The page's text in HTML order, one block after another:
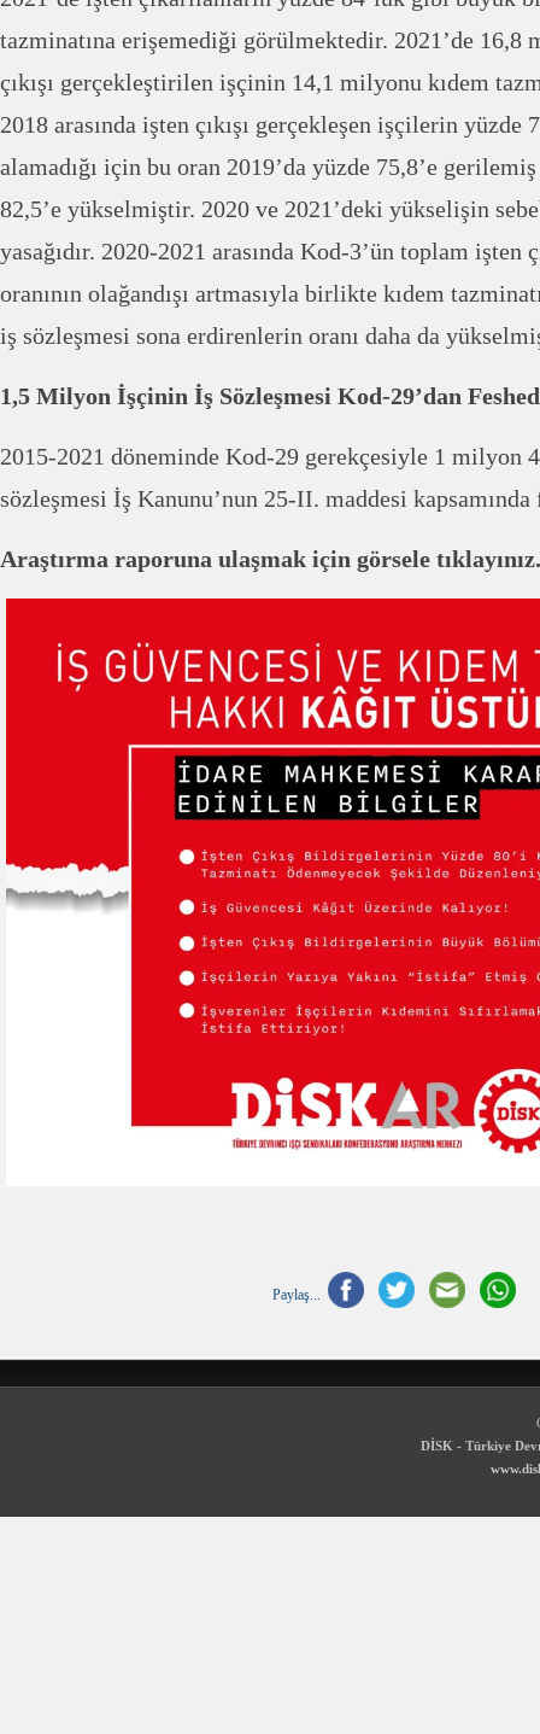
tazminatına erişemediği görülmektedir. 2021’de 16,8
çıkışı gerçekleştirilen işçinin 14,1 milyonu kıdem
2018 arasında işten çıkışı gerçekleşen işçilerin yüzde
alamadığı için bu oran 2019’da yüzde 75,8’e
82,5’e yükselmiştir. 2020 ve 2021’deki yükselişin
yasağıdır. 2020-2021 arasında Kod-3’ün toplam işten
oranının olağandışı artmasıyla birlikte kıdem
iş sözleşmesi sona erdirenlerin oranı daha da
1,5 Milyon İşçinin İş Sözleşmesi Kod-29’dan
2015-2021 döneminde Kod-29 gerekçesiyle 1 milyon
sözleşmesi İş Kanunu’nun 25-II. maddesi
Araştırma raporuna ulaşmak için görsele tıklayınız.
Paylaş...
DİSK - Türkiye